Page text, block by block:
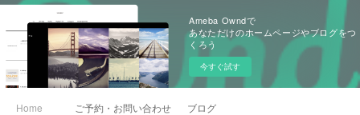
Ameba Owndで
あなただけのホームページやブログをつ
くろう
今すぐ試す
Home ご予約・お問い合わせ ブログ